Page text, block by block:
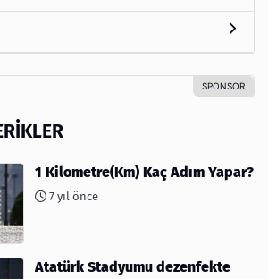
1 Kilometre(Km) Kaç Adım Yapar?
7 yıl önce
Atatürk Stadyumu dezenfekte